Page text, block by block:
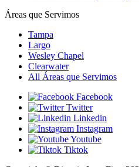
Áreas que Servimos
Tampa
Largo
Wesley Chapel
Clearwater
All Áreas que Servimos
Facebook
Twitter
Linkedin
Instagram
Youtube
Tiktok